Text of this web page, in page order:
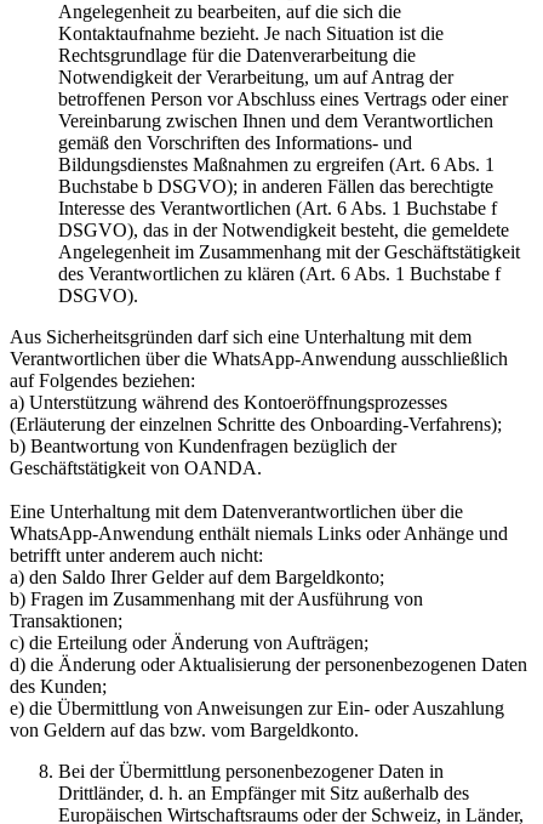
Angelegenheit zu bearbeiten, auf die sich die
Kontaktaufnahme bezieht. Je nach Situation ist die
Rechtsgrundlage für die Datenverarbeitung die
Notwendigkeit der Verarbeitung, um auf Antrag der
betroffenen Person vor Abschluss eines Vertrags oder einer
Vereinbarung zwischen Ihnen und dem Verantwortlichen
gemäß den Vorschriften des Informations- und
Bildungsdienstes Maßnahmen zu ergreifen (Art. 6 Abs. 1
Buchstabe b DSGVO); in anderen Fällen das berechtigte
Interesse des Verantwortlichen (Art. 6 Abs. 1 Buchstabe f
DSGVO), das in der Notwendigkeit besteht, die gemeldete
Angelegenheit im Zusammenhang mit der Geschäftstätigkeit
des Verantwortlichen zu klären (Art. 6 Abs. 1 Buchstabe f
DSGVO).
Aus Sicherheitsgründen darf sich eine Unterhaltung mit dem
Verantwortlichen über die WhatsApp-Anwendung ausschließlich
auf Folgendes beziehen:
a) Unterstützung während des Kontoeröffnungsprozesses
(Erläuterung der einzelnen Schritte des Onboarding-Verfahrens);
b) Beantwortung von Kundenfragen bezüglich der
Geschäftstätigkeit von OANDA.
Eine Unterhaltung mit dem Datenverantwortlichen über die
WhatsApp-Anwendung enthält niemals Links oder Anhänge und
betrifft unter anderem auch nicht:
a) den Saldo Ihrer Gelder auf dem Bargeldkonto;
b) Fragen im Zusammenhang mit der Ausführung von
Transaktionen;
c) die Erteilung oder Änderung von Aufträgen;
d) die Änderung oder Aktualisierung der personenbezogenen Daten
des Kunden;
e) die Übermittlung von Anweisungen zur Ein- oder Auszahlung
von Geldern auf das bzw. vom Bargeldkonto.
Bei der Übermittlung personenbezogener Daten in
Drittländer, d. h. an Empfänger mit Sitz außerhalb des
Europäischen Wirtschaftsraums oder der Schweiz, in Länder,